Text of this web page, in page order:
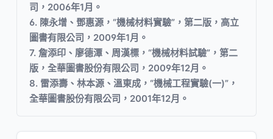
司，2006年1月。
6. 陳永增、鄧惠源，“機械材料實驗”，第二版，高立
圖書有限公司，2009年1月。
7. 詹添印、廖德潭、周漢標，“機械材料試驗”，第二
版，全華圖書股份有限公司，2009年12月。
8. 雷添壽、林本源、溫東成，“機械工程實驗(一)”，
全華圖書股份有限公司，2001年12月。